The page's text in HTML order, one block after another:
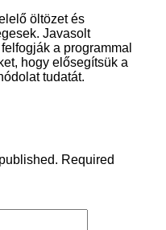
öltözet és
Javasolt
a programmal
hogy elősegítsük a
tudatát.
Required